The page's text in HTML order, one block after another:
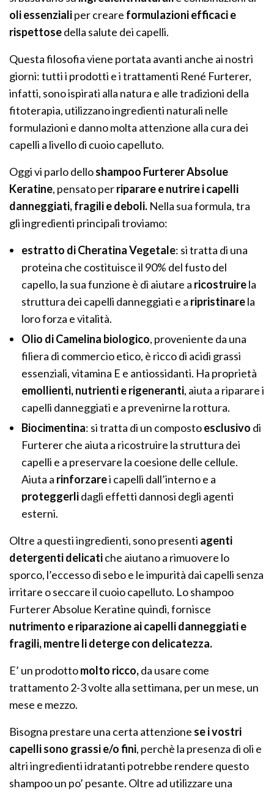
oli essenzialiper creare formulazioni efficaci e
rispettosedella salute dei capelli.
Questa filosofia viene portata avanti anche ai nostri
giorni: tutti i prodotti e i trattamenti René Furterer,
infatti, sono ispirati alla natura e alle tradizioni della
fitoterapia, utilizzano ingredienti naturali nelle
formulazioni e danno molta attenzione alla cura dei
capelli a livello di cuoio capelluto.
Oggi vi parlo delloshampoo Furterer Absolue
Keratine, pensato perriparare e nutrire i capelli
danneggiati, fragili e deboli. Nella sua formula, tra
gli ingredienti principali troviamo:
estratto di Cheratina Vegetale: si tratta di una
proteina che costituisce il 90% del fusto del
capello, la sua funzione è di aiutare a ricostruirela
struttura dei capelli danneggiati e a ripristinarela
loro forza e vitalità.
Olio di Camelina biologico, proveniente da una
filiera di commercio etico, è ricco di acidi grassi
essenziali, vitamina E e antiossidanti. Ha proprietà
emollienti, nutrienti e rigeneranti, aiuta a riparare i
capelli danneggiati e a prevenirne la rottura.
Biocimentina: si tratta di un compostoesclusivo di
Furterer che aiuta a ricostruire la struttura dei
capelli e a preservare la coesione delle cellule.
Aiuta a rinforzarei capelli dall’interno e a
proteggerlidagli effetti dannosi degli agenti
esterni.
Oltre a questi ingredienti, sono presenti agenti
detergenti delicatiche aiutano a rimuovere lo
sporco, l’eccesso di sebo e le impurità dai capelli senza
irritare o seccare il cuoio capelluto. Lo shampoo
Furterer Absolue Keratine quindi, fornisce
nutrimento e riparazione ai capelli danneggiati e
fragili, mentre li deterge con delicatezza.
E’ un prodottomolto ricco,da usare come
trattamento 2-3 volte alla settimana, per un mese, un
mese e mezzo.
Bisogna prestare una certa attenzione se i vostri
capelli sono grassi e/o fini, perchè la presenza di oli e
altri ingredienti idratanti potrebbe rendere questo
shampoo un po’ pesante. Oltre ad utilizzare una